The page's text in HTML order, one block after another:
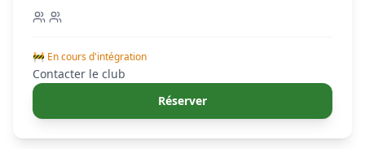
🚧 En cours d'intégration
Contacter le club
Réserver